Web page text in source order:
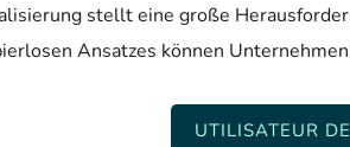
stellt eine große
Ansatzes können
UTILISATEUR